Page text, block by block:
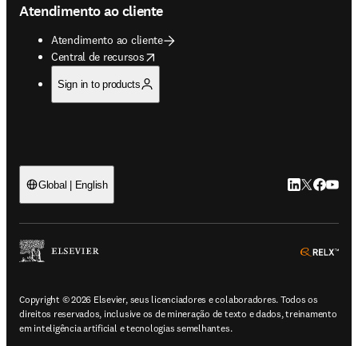
Atendimento ao cliente
Atendimento ao cliente
Central de recursos
opens in new tab/window
Sign in to products
Global | English LinkedIn abre
Twitter
Copyright © 2026 Elsevier, seus licenciadores e colaboradores. Todos os
direitos reservados, inclusive os de mineração de texto e dados, treinamento
em inteligência artificial e tecnologias semelhantes.